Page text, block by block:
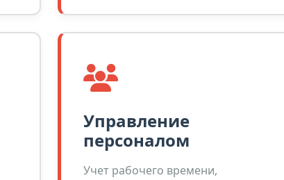
Управление
персоналом
Учет рабочего времени,